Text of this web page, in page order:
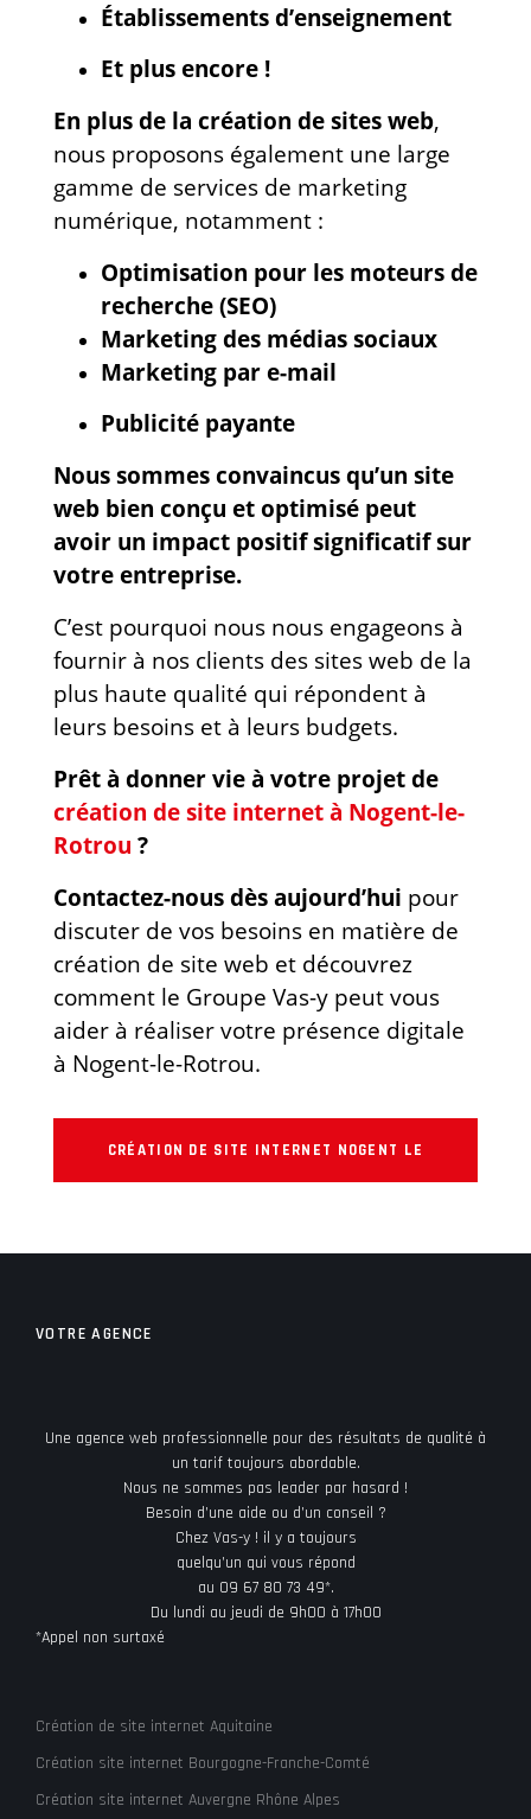
Établissements d’enseignement
Et plus encore !
En plus de la création de sites web,
nous proposons également une large
gamme de services de marketing
numérique, notamment :
Optimisation pour les moteurs de
recherche (SEO)
Marketing des médias sociaux
Marketing par e-mail
Publicité payante
Nous sommes convaincus qu’un site
web bien conçu et optimisé peut
avoir un impact positif significatif sur
votre entreprise.
C’est pourquoi nous nous engageons à
fournir à nos clients des sites web de la
plus haute qualité qui répondent à
leurs besoins et à leurs budgets.
Prêt à donner vie à votre projet de
création de site internet à Nogent-le-
Rotrou ?
Contactez-nous dès aujourd’hui pour
discuter de vos besoins en matière de
création de site web et découvrez
comment le Groupe Vas-y peut vous
aider à réaliser votre présence digitale
à Nogent-le-Rotrou.
CRÉATION DE SITE INTERNET NOGENT LE
VOTRE AGENCE
Une agence web professionnelle pour des résultats de qualité à
un tarif toujours abordable.
Nous ne sommes pas leader par hasard !
Besoin d’une aide ou d’un conseil ?
Chez Vas-y ! il y a toujours
quelqu’un qui vous répond
au 09 67 80 73 49*.
Du lundi au jeudi de 9h00 à 17h00
*Appel non surtaxé
Création de site internet Aquitaine
Création site internet Bourgogne-Franche-Comté
Création site internet Auvergne Rhône Alpes